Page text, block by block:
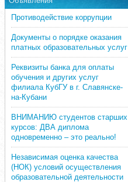
Противодействие коррупции
Документы о порядке оказания
платных образовательных услуг
Реквизиты банка для оплаты
обучения и других услуг
филиала КубГУ в г. Славянске-
на-Кубани
ВНИМАНИЮ студентов старших
курсов: ДВА диплома
одновременно – это реально!
Независимая оценка качества
(НОК) условий осуществления
образовательной деятельности